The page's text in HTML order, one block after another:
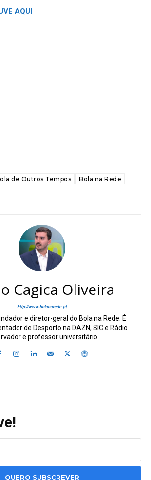
AQUI
de Outros Tempos
Bola na Rede
Cagica Oliveira
http://www.bolanarede.pt
e diretor-geral do Bola na Rede. É
de Desporto na DAZN, SIC e Rádio
e professor universitário.
QUERO SUBSCREVER